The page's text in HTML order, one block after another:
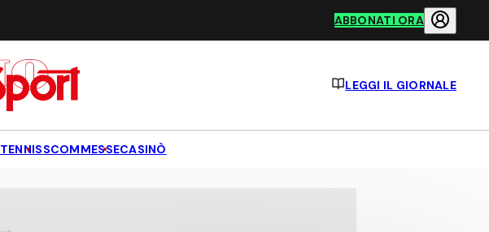
ABBONATI ORA
LEGGI IL GIORNALE
TENNISSCOMMESSECASINÒ